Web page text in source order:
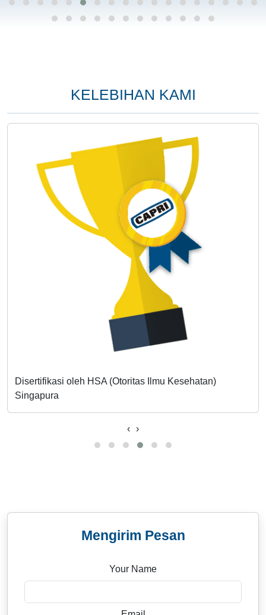
KELEBIHAN KAMI
Disertifikasi oleh HSA (Otoritas Ilmu Kesehatan)
Singapura
‹ ›
Mengirim Pesan
Your Name